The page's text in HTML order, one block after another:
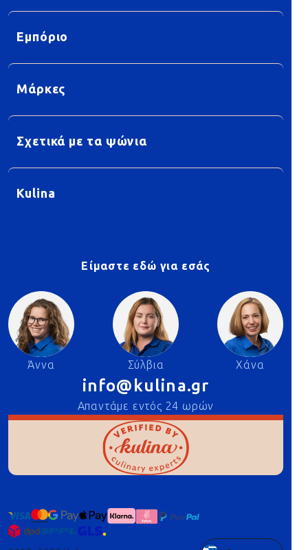
Εμπόριο
Μάρκες
Σχετικά με τα ψώνια
Kulina
Είμαστε εδώ για εσάς
Άννα Σύλβια Χάνα
info@kulina.gr
Απαντάμε εντός 24 ωρών